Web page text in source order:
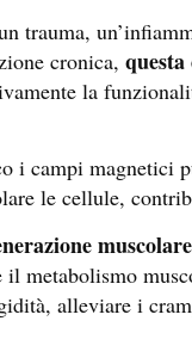
trauma,
cronica,
la
i campi magnetici
le cellule,
muscolare
metabolismo
alleviare i